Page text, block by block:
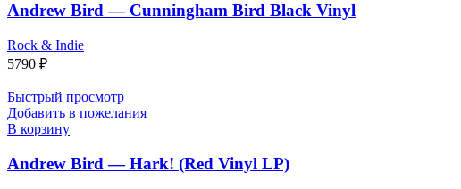
Andrew Bird — Cunningham Bird Black Vinyl
Rock & Indie
5790 ₽
Быстрый просмотр
Добавить в пожелания
В корзину
Andrew Bird — Hark! (Red Vinyl LP)